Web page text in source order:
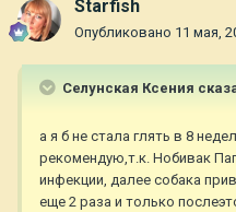
Starfish
Опубликовано 11 мая,
Селунская Ксения
а я б не стала глять в 8
рекомендую,т.к. Нобивак
инфекции, далее собака
еще 2 раза и только